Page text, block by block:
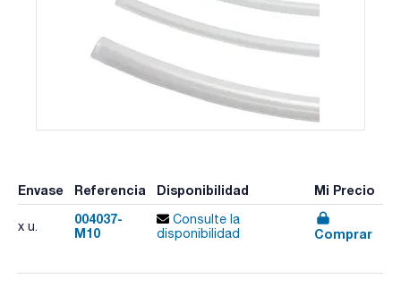
Envase Referencia Disponibilidad Mi Precio
x u.
004037-
M10
Consulte la
disponibilidad
Comprar